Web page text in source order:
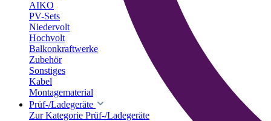
AIKO
PV-Sets
Niedervolt
Hochvolt
Balkonkraftwerke
Zubehör
Sonstiges
Kabel
Montagematerial
Prüf-/Ladegeräte
Zur Kategorie Prüf-/Ladegeräte